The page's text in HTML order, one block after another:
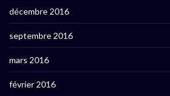
décembre 2016
septembre 2016
mars 2016
février 2016